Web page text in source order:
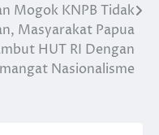
Mogok KNPB Tidak
Masyarakat Papua
HUT RI Dengan
Nasionalisme